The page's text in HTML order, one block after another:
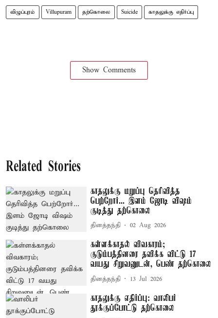
விழுப்புரம் Villupuram தற்கொலை Suicide காதலுக்கு எதிர்ப்பு
Show Comments
Related Stories
காதலுக்கு மறுப்பு தெரிவித்த
பெற்றோர்... இளம் ஜோடி விஷம்
குடித்து தற்கொலை
தினத்தந்தி 02 Aug 2026
கள்ளக்காதல் விவகாரம்;
குடும்பத்தினரை தவிக்க விட்டு 17
வயது சிறுவனுடன், பெண் தற்கொலை
தினத்தந்தி 13 Jul 2026
காதலுக்கு எதிர்ப்பு: வாலிபர்
தூக்குப்போட்டு தற்கொலை